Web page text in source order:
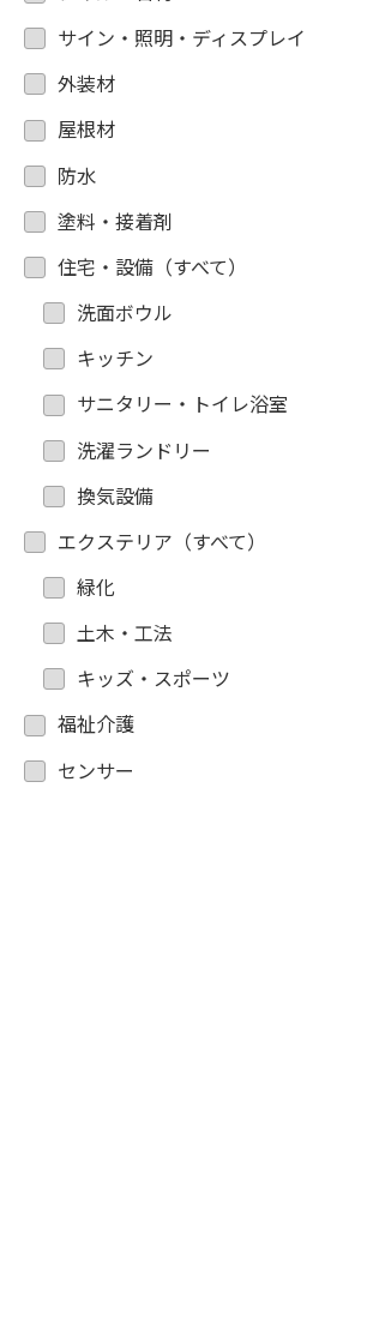
サイン・照明・ディスプレイ
外装材
屋根材
防水
塗料・接着剤
住宅・設備（すべて）
洗面ボウル
キッチン
サニタリー・トイレ浴室
洗濯ランドリー
換気設備
エクステリア（すべて）
緑化
土木・工法
キッズ・スポーツ
福祉介護
センサー